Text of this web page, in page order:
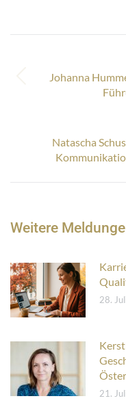
Johanna
Natascha
Weitere
28.
21.